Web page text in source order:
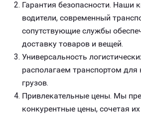
Гарантия безопасности. Наши
водители, современный
сопутствующие службы
доставку товаров и вещей.
Универсальность
располагаем транспортом для
грузов.
Привлекательные цены. Мы
конкурентные цены, сочетая